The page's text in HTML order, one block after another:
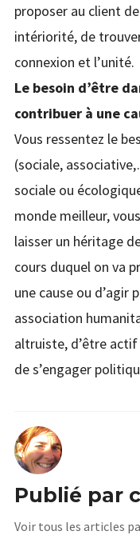
proposer au client
intériorité, de
connexion et l’unité.
Le besoin d’être
contribuer à une
Vous ressentez le
(sociale,
sociale ou
monde meilleur,
laisser un héritage
cours duquel on va
une cause ou d’agir
association
altruiste, d’être
de s’engager
Publié par
Voir tous les articles